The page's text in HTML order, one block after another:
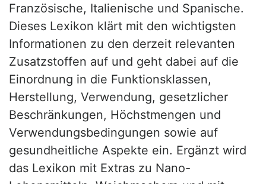
Französische, Italienische und Spanische.
Dieses Lexikon klärt mit den wichtigsten
Informationen zu den derzeit relevanten
Zusatzstoffen auf und geht dabei auf die
Einordnung in die Funktionsklassen,
Herstellung, Verwendung, gesetzlicher
Beschränkungen, Höchstmengen und
Verwendungsbedingungen sowie auf
gesundheitliche Aspekte ein. Ergänzt wird
das Lexikon mit Extras zu Nano-